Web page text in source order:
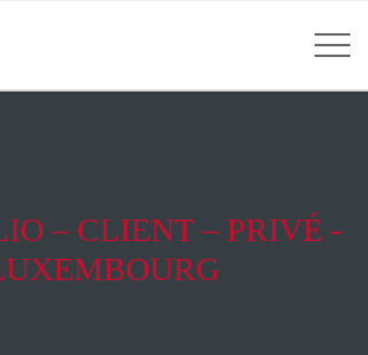
– CLIENT – PRIVÉ -